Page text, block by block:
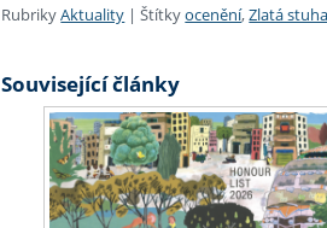
RubrikyAktuality |Štítkyocenění,Zlatá
Související články